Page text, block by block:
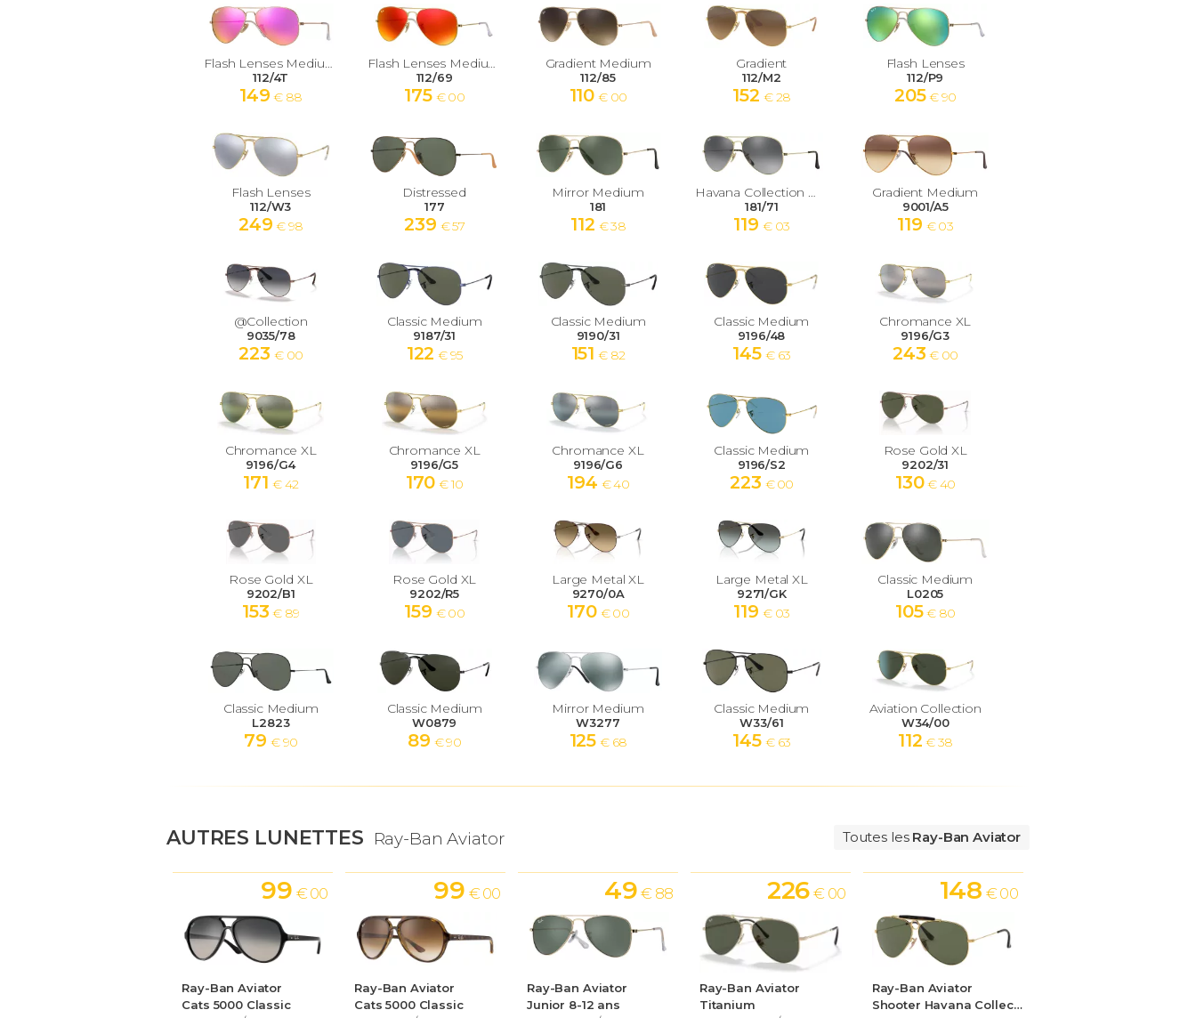
Flash Lenses Medium
112/4T
149 € 88
Flash Lenses Medium
112/69
175 € 00
Gradient Medium
112/85
110 € 00
Gradient
112/M2
152 € 28
Flash Lenses
112/P9
205 € 90
Flash Lenses
112/W3
249 € 98
Distressed
177
239 € 57
Mirror Medium
181
112 € 38
Havana Collection Medium
181/71
119 € 03
Gradient Medium
9001/A5
119 € 03
@Collection
9035/78
223 € 00
Classic Medium
9187/31
122 € 95
Classic Medium
9190/31
151 € 82
Classic Medium
9196/48
145 € 63
Chromance XL
9196/G3
243 € 00
Chromance XL
9196/G4
171 € 42
Chromance XL
9196/G5
170 € 10
Chromance XL
9196/G6
194 € 40
Classic Medium
9196/S2
223 € 00
Rose Gold XL
9202/31
130 € 40
Rose Gold XL
9202/B1
153 € 89
Rose Gold XL
9202/R5
159 € 00
Large Metal XL
9270/0A
170 € 00
Large Metal XL
9271/GK
119 € 03
Classic Medium
L0205
105 € 80
Classic Medium
L2823
79 € 90
Classic Medium
W0879
89 € 90
Mirror Medium
W3277
125 € 68
Classic Medium
W33/61
145 € 63
Aviation Collection
W34/00
112 € 38
AUTRES LUNETTES Ray-Ban Aviator Toutes les Ray-Ban Aviator
Ray-Ban Aviator
Cats 5000 Classic
99 € 00
Ray-Ban Aviator
Cats 5000 Classic
99 € 00
Ray-Ban Aviator
Junior 8-12 ans
49 € 88
Ray-Ban Aviator
Titanium
226 € 00
Ray-Ban Aviator
Shooter Havana Collection
148 € 00